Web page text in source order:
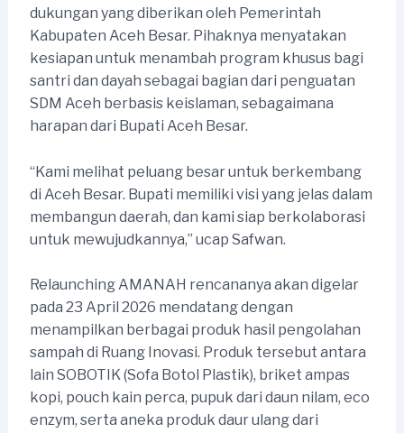
dukungan yang diberikan oleh Pemerintah
Kabupaten Aceh Besar. Pihaknya menyatakan
kesiapan untuk menambah program khusus bagi
santri dan dayah sebagai bagian dari penguatan
SDM Aceh berbasis keislaman, sebagaimana
harapan dari Bupati Aceh Besar.
“Kami melihat peluang besar untuk berkembang
di Aceh Besar. Bupati memiliki visi yang jelas dalam
membangun daerah, dan kami siap berkolaborasi
untuk mewujudkannya,” ucap Safwan.
Relaunching AMANAH rencananya akan digelar
pada 23 April 2026 mendatang dengan
menampilkan berbagai produk hasil pengolahan
sampah di Ruang Inovasi. Produk tersebut antara
lain SOBOTIK (Sofa Botol Plastik), briket ampas
kopi, pouch kain perca, pupuk dari daun nilam, eco
enzym, serta aneka produk daur ulang dari